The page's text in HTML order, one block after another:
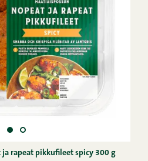
rapeat pikkufileet spicy 300 g